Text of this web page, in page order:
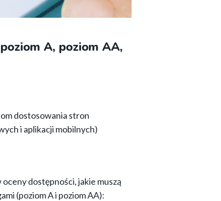
A, poziom AA,
dostosowania stron
i aplikacji mobilnych)
dostępności, jakie muszą
(poziom A i poziom AA):